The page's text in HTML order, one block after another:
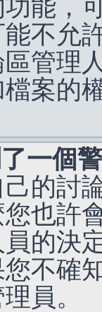
能，
不允
管理
案的
一個
的討
也許
的決
不確
員。